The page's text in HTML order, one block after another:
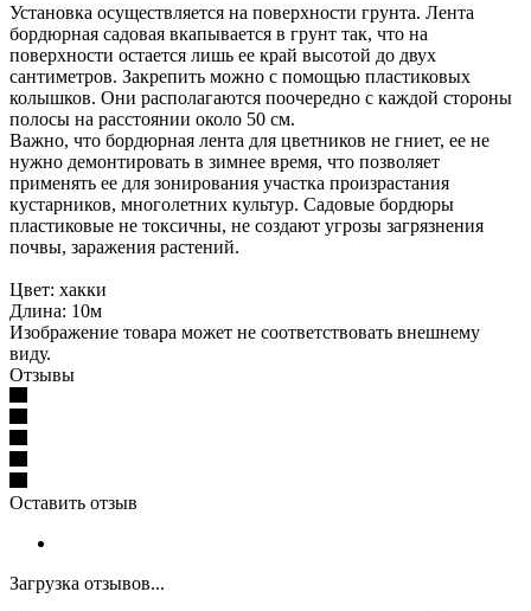
Установка осуществляется на поверхности грунта. Лента
бордюрная садовая вкапывается в грунт так, что на
поверхности остается лишь ее край высотой до двух
сантиметров. Закрепить можно с помощью пластиковых
колышков. Они располагаются поочередно с каждой стороны
полосы на расстоянии около 50 см.
Важно, что бордюрная лента для цветников не гниет, ее не
нужно демонтировать в зимнее время, что позволяет
применять ее для зонирования участка произрастания
кустарников, многолетних культур. Садовые бордюры
пластиковые не токсичны, не создают угрозы загрязнения
почвы, заражения растений.
Цвет: хакки
Длина: 10м
Изображение товара может не соответствовать внешнему
виду.
Отзывы
Оставить отзыв
Загрузка отзывов...